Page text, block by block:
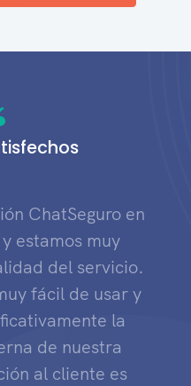
ChatSeguro en
estamos muy
del servicio.
fácil de usar y
la
de nuestra
al cliente es